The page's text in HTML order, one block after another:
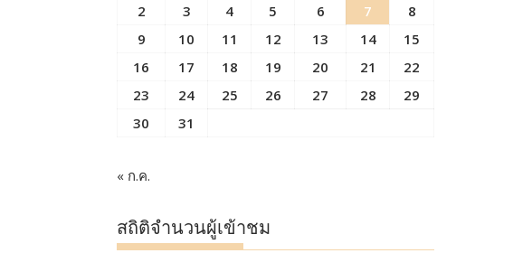
2
3 4 5 6 7
8
9
10 11 12 13 14
15
16
17 18 19 20 21
22
23
24 25 26 27 28
29
30
31
« ก.ค.
สถิติจำนวนผู้เข้าชม